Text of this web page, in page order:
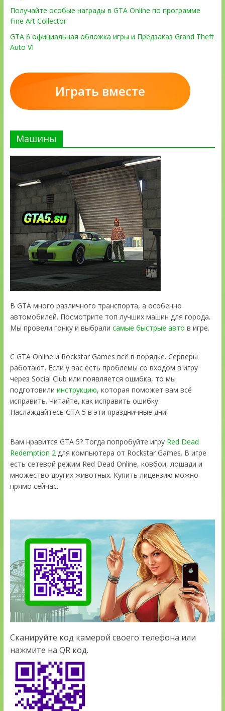
Получайте особые награды в GTA Online по программе
Fine Art Collector
GTA 6 официальная обложка игры и Предзаказ Grand Theft
Auto VI
Играть вместе
Машины
В GTA много различного транспорта, а особенно
автомобилей. Посмотрите топ лучших машин для города.
Мы провели гонку и выбрали самые быстрые авто в игре.
С GTA Online и Rockstar Games всё в порядке. Серверы
работают. Если у вас есть проблемы со входом в игру
через Social Club или появляется ошибка, то мы
подготовили инструкцию, которая поможет вам всё
исправить. Читайте, как исправить ошибку.
Наслаждайтесь GTA 5 в эти праздничные дни!
Вам нравится GTA 5? Тогда попробуйте игру Red Dead
Redemption 2для компьютера от Rockstar Games. В игре
есть сетевой режим Red Dead Online, ковбои, лошади и
множество других животных. Купить лицензию можно
прямо сейчас.
Сканируйте код камерой своего телефона или
нажмите на QR код.